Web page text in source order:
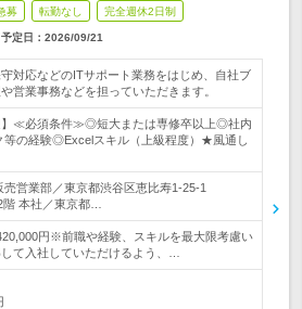
募 転勤なし 完全週休2日制
定日： 2026/09/21
対応などのITサポート業務をはじめ、自社ブ
営業事務などを担っていただきます。
】≪必須条件≫◎短大または専修卒以上◎社内
等の経験◎Excelスキル（上級程度）★風通し
売営業部／東京都渋谷区恵比寿1-25-1
本社／東京都…
円※前職や経験、スキルを最大限考慮い
て入社していただけるよう、…